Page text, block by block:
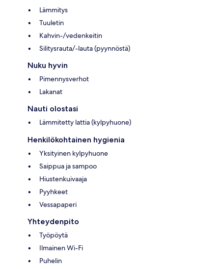
Lämmitys
Tuuletin
Kahvin-/vedenkeitin
Silitysrauta/-lauta (pyynnöstä)
Nuku hyvin
Pimennysverhot
Lakanat
Nauti olostasi
Lämmitetty lattia (kylpyhuone)
Henkilökohtainen hygienia
Yksityinen kylpyhuone
Saippua ja sampoo
Hiustenkuivaaja
Pyyhkeet
Vessapaperi
Yhteydenpito
Työpöytä
Ilmainen Wi-Fi
Puhelin